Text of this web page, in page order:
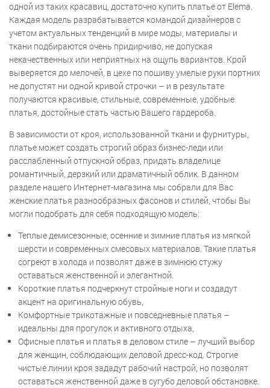
одной из таких красавиц, достаточно купить платье от Elema.
Каждая модель разрабатывается командой дизайнеров с
учетом актуальных тенденций в мире моды, материалы и
ткани подбираются очень придирчиво, не допуская
некачественных или неприятных на ощупь вариантов. Крой
выверяется до мелочей, в цехе по пошиву умелые руки портних
не допустят ни одной кривой строчки – и в результате
получаются красивые, стильные, современные, удобные
платья, достойные стать частью Вашего гардероба.
В зависимости от кроя, использованной ткани и фурнитуры,
платье может создать строгий образ бизнес-леди или
расслабленный отпускной образ, придать владелице
романтичный, дерзкий или драматичный облик. В данном
разделе нашего Интернет-магазина мы собрали для Вас
женские платья разнообразных фасонов и стилей, чтобы Вы
могли подобрать для себя подходящую модель:
Теплые демисезонные, осенние и зимние платья из мягкой
шерсти и современных смесовых материалов. Такие платья
согреют в холода и позволят даже в зимнюю стужу
оставаться женственной и элегантной.
Короткие платья подчеркнут стройные ноги и создадут
акцент на оригинальную обувь,
Комфортные трикотажные и повседневные платья –
идеальны для прогулок и активного отдыха,
Офисные платья и платья в деловом стиле – лучший выбор
для женщин, соблюдающих деловой дресс-код. Строгие
чистые линии кроя зададут рабочий настрой, но позволят
оставаться женственной даже в сугубо деловой обстановке.